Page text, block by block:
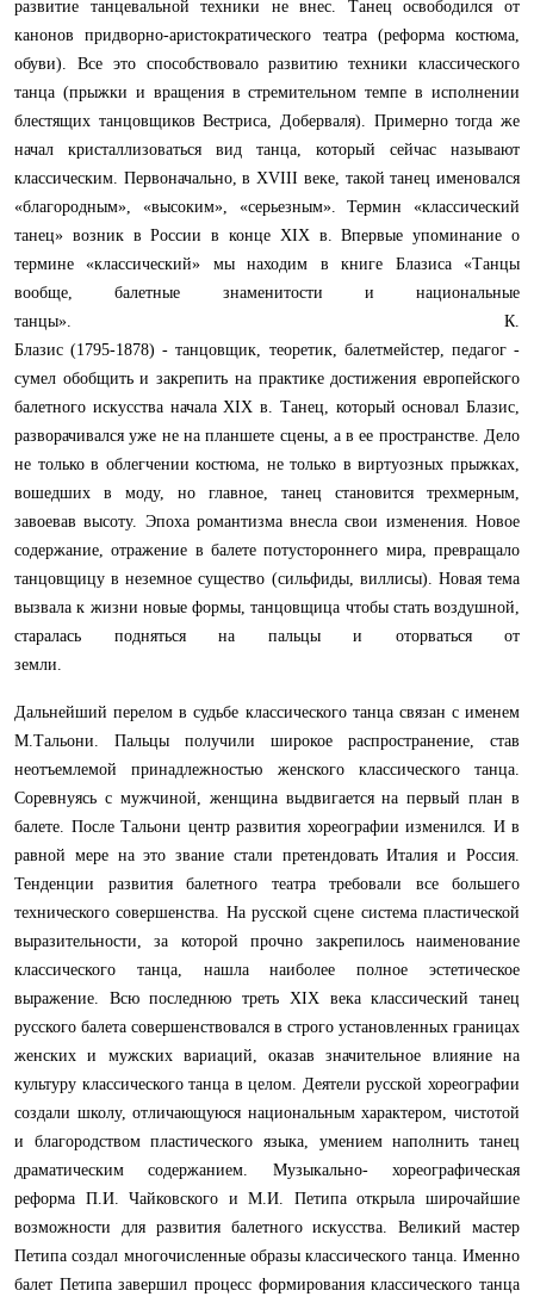
развитие танцевальной техники не внес. Танец освободился от
канонов придворно-аристократического театра (реформа костюма,
обуви). Все это способствовало развитию техники классического
танца (прыжки и вращения в стремительном темпе в исполнении
блестящих танцовщиков Вестриса, Доберваля). Примерно тогда же
начал кристаллизоваться вид танца, который сейчас называют
классическим. Первоначально, в XVIII веке, такой танец именовался
«благородным», «высоким», «серьезным». Термин «классический
танец» возник в России в конце XIX в. Впервые упоминание о
термине «классический» мы находим в книге Блазиса «Танцы
вообще, балетные знаменитости и национальные
танцы». К.
Блазис (1795-1878) - танцовщик, теоретик, балетмейстер, педагог -
сумел обобщить и закрепить на практике достижения европейского
балетного искусства начала XIX в. Танец, который основал Блазис,
разворачивался уже не на планшете сцены, а в ее пространстве. Дело
не только в облегчении костюма, не только в виртуозных прыжках,
вошедших в моду, но главное, танец становится трехмерным,
завоевав высоту. Эпоха романтизма внесла свои изменения. Новое
содержание, отражение в балете потустороннего мира, превращало
танцовщицу в неземное существо (сильфиды, виллисы). Новая тема
вызвала к жизни новые формы, танцовщица чтобы стать воздушной,
старалась подняться на пальцы и оторваться от
земли.
Дальнейший перелом в судьбе классического танца связан с именем
М.Тальони. Пальцы получили широкое распространение, став
неотъемлемой принадлежностью женского классического танца.
Соревнуясь с мужчиной, женщина выдвигается на первый план в
балете. После Тальони центр развития хореографии изменился. И в
равной мере на это звание стали претендовать Италия и Россия.
Тенденции развития балетного театра требовали все большего
технического совершенства. На русской сцене система пластической
выразительности, за которой прочно закрепилось наименование
классического танца, нашла наиболее полное эстетическое
выражение. Всю последнюю треть XIX века классический танец
русского балета совершенствовался в строго установленных границах
женских и мужских вариаций, оказав значительное влияние на
культуру классического танца в целом. Деятели русской хореографии
создали школу, отличающуюся национальным характером, чистотой
и благородством пластического языка, умением наполнить танец
драматическим содержанием. Музыкально- хореографическая
реформа П.И. Чайковского и М.И. Петипа открыла широчайшие
возможности для развития балетного искусства. Великий мастер
Петипа создал многочисленные образы классического танца. Именно
балет Петипа завершил процесс формирования классического танца